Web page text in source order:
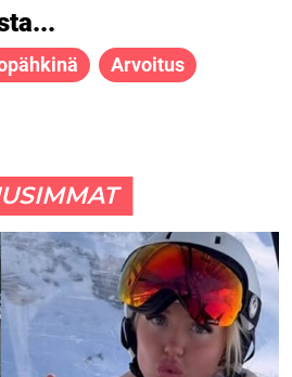
Arvoitus